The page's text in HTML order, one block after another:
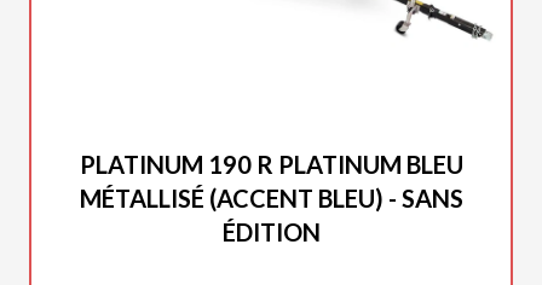
PLATINUM 190 R PLATINUM BLEU
MÉTALLISÉ (ACCENT BLEU) - SANS
ÉDITION